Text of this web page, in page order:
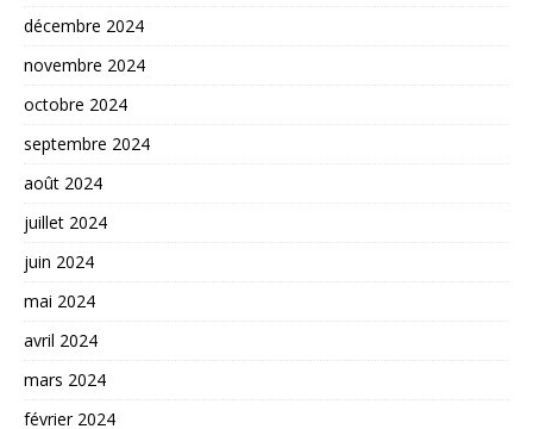
décembre 2024
novembre 2024
octobre 2024
septembre 2024
août 2024
juillet 2024
juin 2024
mai 2024
avril 2024
mars 2024
février 2024